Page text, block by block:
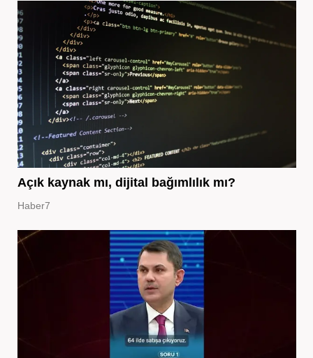
Açık kaynak mı, dijital bağımlılık mı?
Haber7